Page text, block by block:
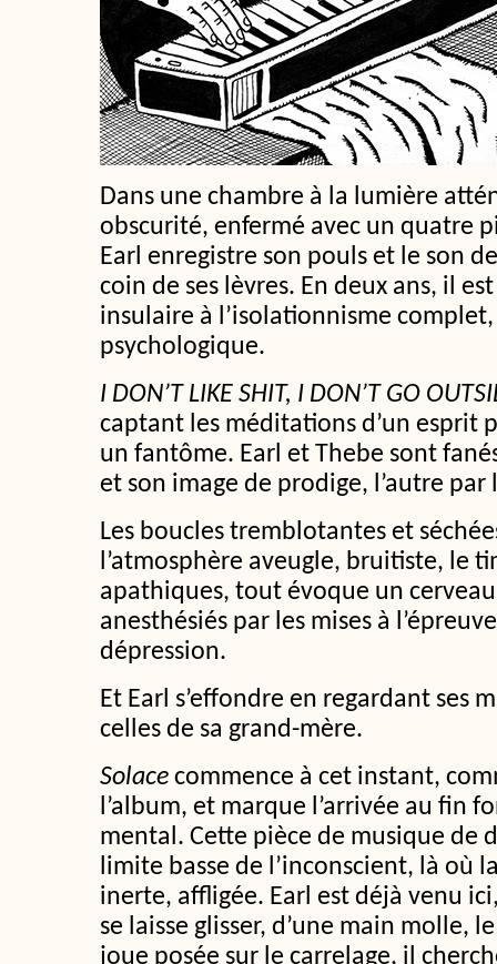
Dans une chambre à la lumière
obscurité, enfermé avec un quatre
Earl enregistre son pouls et le son
coin de ses lèvres. En deux ans, il
insulaire à l’isolationnisme
psychologique.
I DON’T LIKE SHIT, I DON’T GO
captant les méditations d’un esprit
un fantôme. Earl et Thebe sont
et son image de prodige, l’autre par
Les boucles tremblotantes et
l’atmosphère aveugle, bruitiste, le
apathiques, tout évoque un
anesthésiés par les mises à
dépression.
Et Earl s’effondre en regardant ses
celles de sa grand-mère.
Solace commence à cet instant,
l’album, et marque l’arrivée au fin
mental. Cette pièce de musique de
limite basse de l’inconscient, là où
inerte, affligée. Earl est déjà venu
se laisse glisser, d’une main molle,
joue posée sur le carrelage, il